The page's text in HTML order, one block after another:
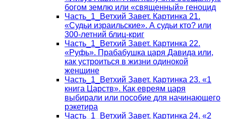
богом землю или «священный» геноцид
Часть_1_Ветхий Завет. Картинка 21.
«Судьи израильские». А судьи кто? или
300-летний блиц-криг
Часть_1_Ветхий Завет. Картинка 22.
«Руфь». Прабабушка царя Давида или,
как устроиться в жизни одинокой
женщине
Часть_1_Ветхий Завет. Картинка 23. «1
книга Царств». Как евреям царя
выбирали или пособие для начинающего
рэкетира
Часть_1_Ветхий Завет. Картинка 24. «2